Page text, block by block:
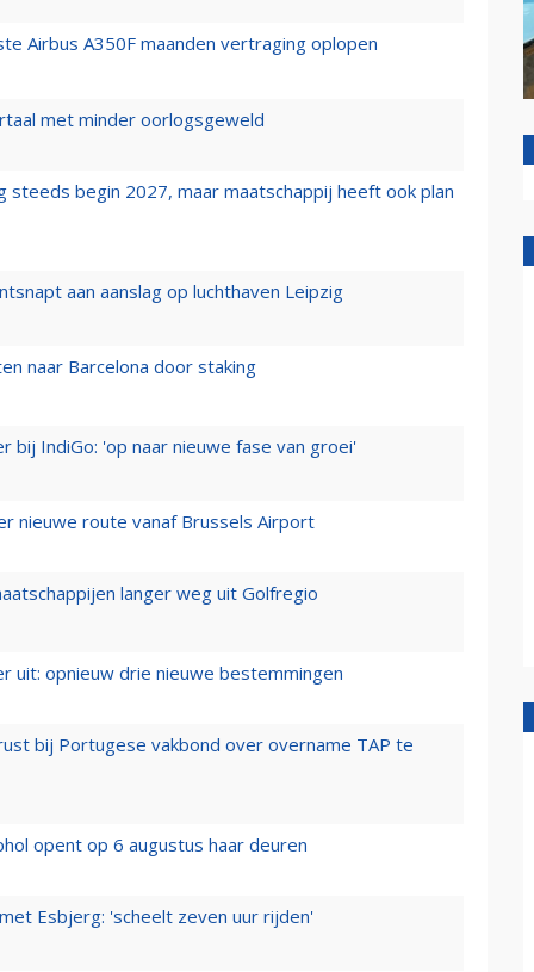
Airbus A350F maanden vertraging oplopen
met minder oorlogsgeweld
steeds begin 2027, maar maatschappij heeft ook plan
aan aanslag op luchthaven Leipzig
naar Barcelona door staking
bij IndiGo: 'op naar nieuwe fase van groei'
nieuwe route vanaf Brussels Airport
langer weg uit Golfregio
uit: opnieuw drie nieuwe bestemmingen
bij Portugese vakbond over overname TAP te
opent op 6 augustus haar deuren
Esbjerg: 'scheelt zeven uur rijden'